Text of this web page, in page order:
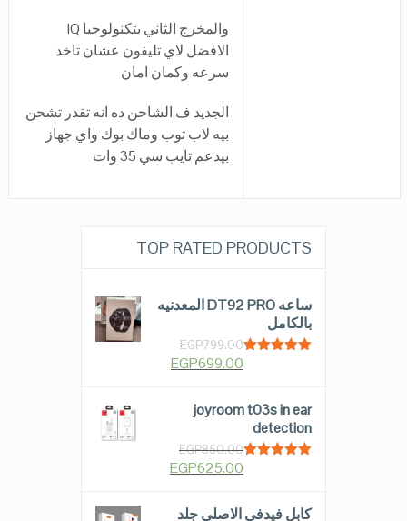
والمخرج الثاني بتكنولوجيا IQ
الافضل لاي تليفون عشان تاخد
سرعه وكمان امان
الجديد ف الشاحن ده انه تقدر تشحن
بيه لاب توب وماك بوك واي جهاز
بيدعم تايب سي 35 وات
TOP RATED PRODUCTS
ساعه DT92 PRO المعدنيه
بالكامل
EGP799.00
EGP699.00
joyroom t03s in ear
detection
EGP850.00
EGP625.00
كابل فيدفي الاصلي جلد